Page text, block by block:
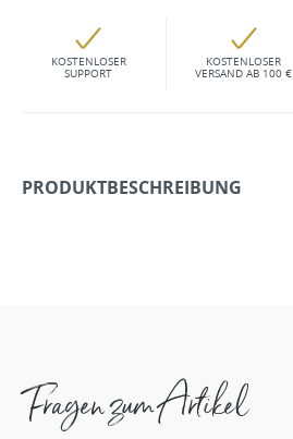
KOSTENLOSER
SUPPORT
KOSTENLOSER
VERSAND AB 100 €
PRODUKTBESCHREIBUNG
Fragen zum Artikel